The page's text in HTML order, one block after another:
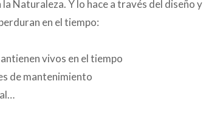
Naturaleza. Y lo hace a través del diseño y
en el tiempo:
vivos en el tiempo
de mantenimiento